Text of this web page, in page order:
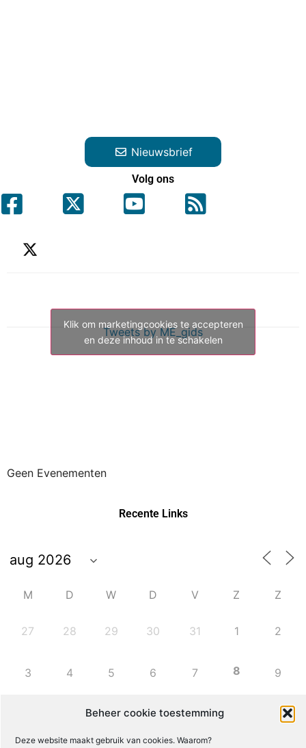
Beheer cookie toestemming
Deze website maakt gebruik van cookies. Waarom?
Nieuwsbrief
Volg ons
Tweets by ME_gids
Klik om marketingcookies te accepteren
en deze inhoud in te schakelen
Geen Evenementen
Recente Links
M D W D V Z Z
27 28 29 30 31 1 2
3 4 5 6 7 8 9
12 13 14 16